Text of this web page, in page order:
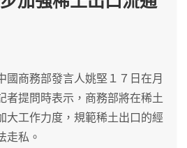
國商務部發言人姚堅１７日在月
者提問時表示，商務部將在稀土
大工作力度，規範稀土出口的經
走私。